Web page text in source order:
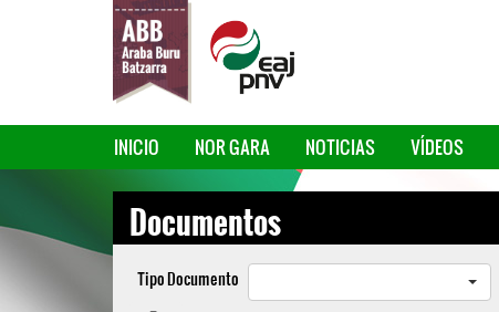
INICIO NOR GARA NOTICIAS VÍDEOS
Documentos
Tipo Documento